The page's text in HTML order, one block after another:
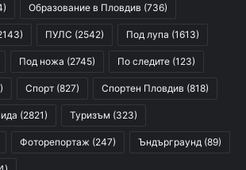
Образование в Пловдив (736)
ПУЛС (2542) Под лупа (1613)
Под ножа (2745) По следите (123)
Спорт (827) Спортен Пловдив (818)
(2821) Туризъм (323)
Фоторепортаж (247) Ъндърграунд (89)